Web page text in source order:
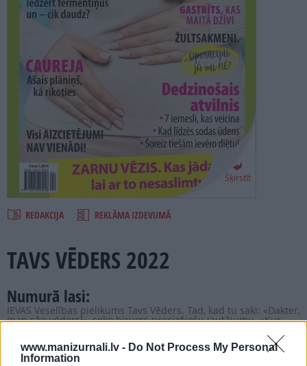
www.manizurnali.lv - Do Not Process My Personal
Information
REKLĀMA
IZDEVNIECĪBA
PROJEKTI
SEARCH
Šķirstīt
REDAKCIJA REKLĀMA IZDEVUMĀ
TAVS VĒDERS 2022
Numurā lasi:
IEVAS Veselības pielikums Tavs Vēders. Tad, kad tu saki: «Dakter,
man sāp vēders!», seko birums precizējošu jautājumu. «Kur
slikta duša? Kā ar vēdera izeju? Agrāk arī kas tāds bija? Ko ēdāt,
ko dzērāt? Vai kādas zāles lietojāt? Varbūt jums pēdējā laikā
bijuši kādi emocionāli satricinājumi?» Tas liecina par to, ka